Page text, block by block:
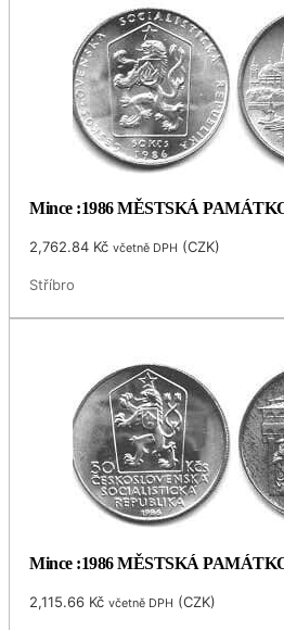
Mince :1986 MĚSTSKÁ
2,762.84 Kč včetně DPH (CZK)
Stříbro
Mince :1986 MĚSTSKÁ
2,115.66 Kč včetně DPH (CZK)